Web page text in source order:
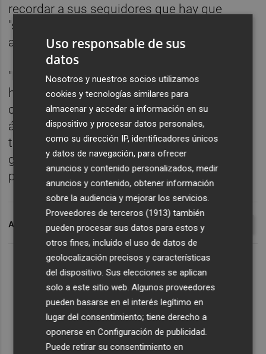
recordar a sus seguidores que hay que
"seguir las normas" dictadas por las
autoridades para combatir la pandemia.
"Hay que intentar acabar con este virus y no
hay mejor manera que quedándonos en
casa", afirmó el piloto español, que envió
ánimo a los trabajadores sanitarios,
transportistas, farmacéuticos y "toda la
gente que nos ayuda a pasar esto lo antes
posible".
ARCHIVADO EN CORONAVIRUS CARLOS SAINZ
Uso responsable de sus
datos
Nosotros y nuestros socios utilizamos
cookies y tecnologías similares para
almacenar y acceder a información en su
dispositivo y procesar datos personales,
como su dirección IP, identificadores únicos
y datos de navegación, para ofrecer
anuncios y contenido personalizados, medir
anuncios y contenido, obtener información
sobre la audiencia y mejorar los servicios.
Proveedores de terceros (1913) también
pueden procesar sus datos para estos y
otros fines, incluido el uso de datos de
geolocalización precisos y características
del dispositivo. Sus elecciones se aplican
solo a este sitio web. Algunos proveedores
pueden basarse en el interés legítimo en
lugar del consentimiento; tiene derecho a
oponerse enConfiguración de publicidad.
Puede retirar su consentimiento en